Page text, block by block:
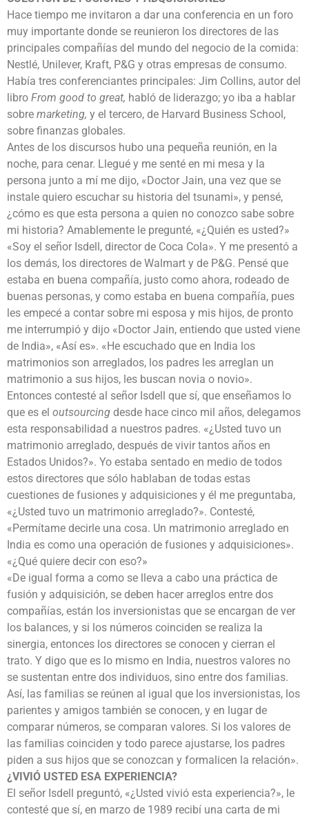
Hace tiempo me invitaron a dar una conferencia en un foro
muy importante donde se reunieron los directores de las
principales compañías del mundo del negocio de la comida:
Nestlé, Unilever, Kraft, P&G y otras empresas de consumo.
Había tres conferenciantes principales: Jim Collins, autor del
libro From good to great, habló de liderazgo; yo iba a hablar
sobre marketing, y el tercero, de Harvard Business School,
sobre finanzas globales.
Antes de los discursos hubo una pequeña reunión, en la
noche, para cenar. Llegué y me senté en mi mesa y la
persona junto a mí me dijo, «Doctor Jain, una vez que se
instale quiero escuchar su historia del tsunami», y pensé,
¿cómo es que esta persona a quien no conozco sabe sobre
mi historia? Amablemente le pregunté, «¿Quién es usted?»
«Soy el señor Isdell, director de Coca Cola». Y me presentó a
los demás, los directores de Walmart y de P&G. Pensé que
estaba en buena compañía, justo como ahora, rodeado de
buenas personas, y como estaba en buena compañía, pues
les empecé a contar sobre mi esposa y mis hijos, de pronto
me interrumpió y dijo «Doctor Jain, entiendo que usted viene
de India», «Así es». «He escuchado que en India los
matrimonios son arreglados, los padres les arreglan un
matrimonio a sus hijos, les buscan novia o novio».
Entonces contesté al señor Isdell que sí, que enseñamos lo
que es el outsourcing desde hace cinco mil años, delegamos
esta responsabilidad a nuestros padres. «¿Usted tuvo un
matrimonio arreglado, después de vivir tantos años en
Estados Unidos?». Yo estaba sentado en medio de todos
estos directores que sólo hablaban de todas estas
cuestiones de fusiones y adquisiciones y él me preguntaba,
«¿Usted tuvo un matrimonio arreglado?». Contesté,
«Permítame decirle una cosa. Un matrimonio arreglado en
India es como una operación de fusiones y adquisiciones».
«¿Qué quiere decir con eso?»
«De igual forma a como se lleva a cabo una práctica de
fusión y adquisición, se deben hacer arreglos entre dos
compañías, están los inversionistas que se encargan de ver
los balances, y si los números coinciden se realiza la
sinergia, entonces los directores se conocen y cierran el
trato. Y digo que es lo mismo en India, nuestros valores no
se sustentan entre dos individuos, sino entre dos familias.
Así, las familias se reúnen al igual que los inversionistas, los
parientes y amigos también se conocen, y en lugar de
comparar números, se comparan valores. Si los valores de
las familias coinciden y todo parece ajustarse, los padres
piden a sus hijos que se conozcan y formalicen la relación».
¿VIVIÓ USTED ESA EXPERIENCIA?
El señor Isdell preguntó, «¿Usted vivió esta experiencia?», le
contesté que sí, en marzo de 1989 recibí una carta de mi